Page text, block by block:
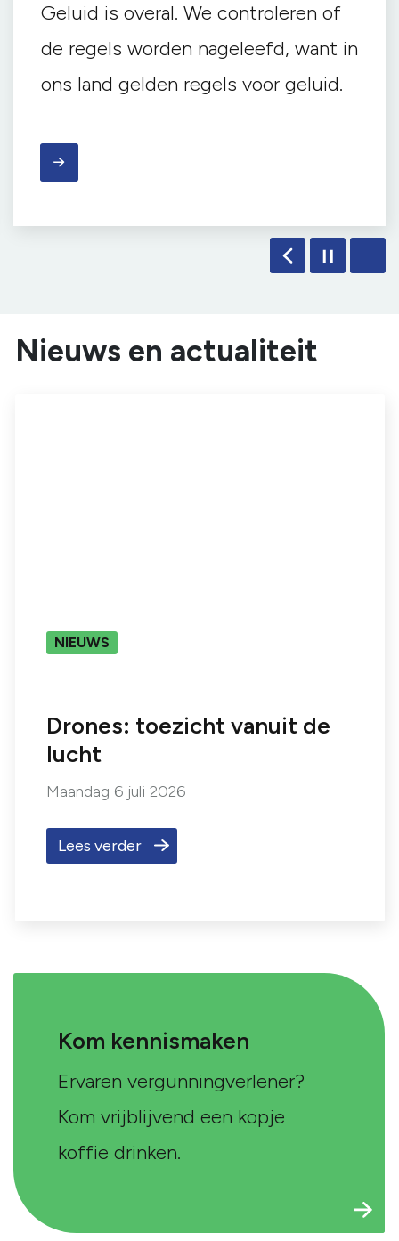
of
want in
Onze luchtspecialisten
de luchtkwaliteit van
Omgevingsdienst Drenthe
Nieuws en actualiteit
NIEUWS
Drones: toezicht vanuit de
lucht
Maandag 6 juli 2026
Lees verder
Kom kennismaken
Ervaren vergunningverlener?
Kom vrijblijvend een kopje
koffie drinken.